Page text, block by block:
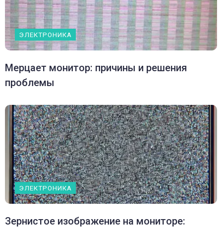
ЭЛЕКТРОНИКА
Мерцает монитор: причины и решения
проблемы
ЭЛЕКТРОНИКА
Зернистое изображение на мониторе: